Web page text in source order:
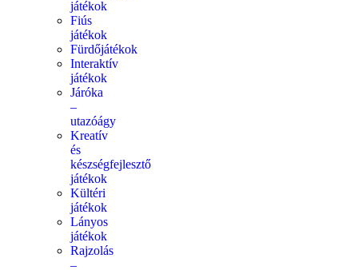
játékok
Fiús
játékok
Fürdőjátékok
Interaktív
játékok
Járóka
–
utazóágy
Kreatív
és
készségfejlesztő
játékok
Kültéri
játékok
Lányos
játékok
Rajzolás
–